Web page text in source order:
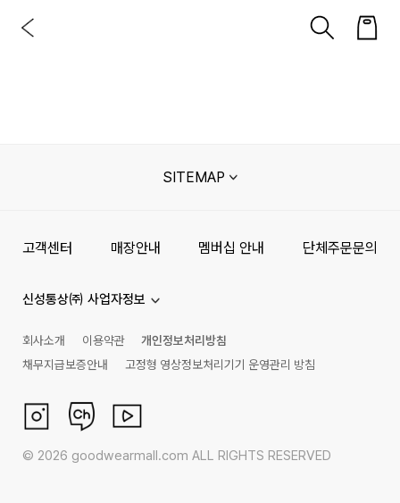
SITEMAP
고객센터 매장안내 멤버십 안내 단체주문문의
신성통상㈜ 사업자정보
회사소개 이용약관
개인정보처리방침
채무지급보증안내
고정형 영상정보처리기기 운영관리 방침
© 2026 goodwearmall.com ALL RIGHTS RESERVED